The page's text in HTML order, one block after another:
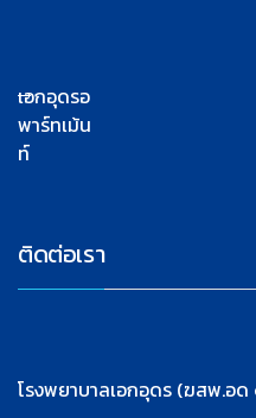
เอกอุดรอ
พาร์ทเม้น
ท์
ติดต่อเรา
โรงพยาบาลเอกอุดร (ฆสพ.อ